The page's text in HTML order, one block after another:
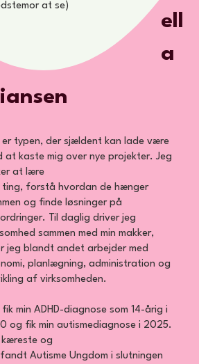
at se)
ell
a
er typen, der sjældent kan lade være
at kaste mig over nye projekter. Jeg
at lære
ting, forstå hvordan de hænger
og finde løsninger på
Til daglig driver jeg
sammen med min makker,
jeg blandt andet arbejder med
planlægning, administration og
af virksomheden.
fik min ADHD-diagnose som 14-årig i
og fik min autismediagnose i 2025.
kæreste og
Autisme Ungdom i slutningen